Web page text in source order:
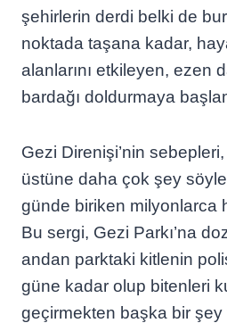
şehirlerin derdi belki de
noktada taşana kadar,
alanlarını etkileyen, ezen
bardağı doldurmaya
Gezi Direnişi’nin
üstüne daha çok şey
günde biriken milyonlarca
Bu sergi, Gezi Parkı’na
andan parktaki kitlenin
güne kadar olup bitenleri
geçirmekten başka bir şey